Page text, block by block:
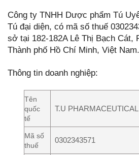
Công ty TNHH Dược phẩm Tú
Tú đại diện, có mã số thuế
sở tại 182-182A Lê Thị Bạch Cát,
Thành phố Hồ Chí Minh, Việt Nam.
Thông tin doanh nghiệp:
Tên
quốc
tế
T.U
Mã số
thuế
0302343571